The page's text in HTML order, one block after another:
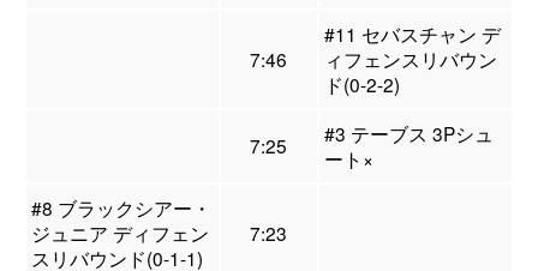
7:46
#11 セバスチャン デ
ィフェンスリバウン
ド(0-2-2)
7:25
#3 テーブス 3Pシュ
ート×
#8 ブラックシアー・
ジュニア ディフェン
スリバウンド(0-1-1)
7:23